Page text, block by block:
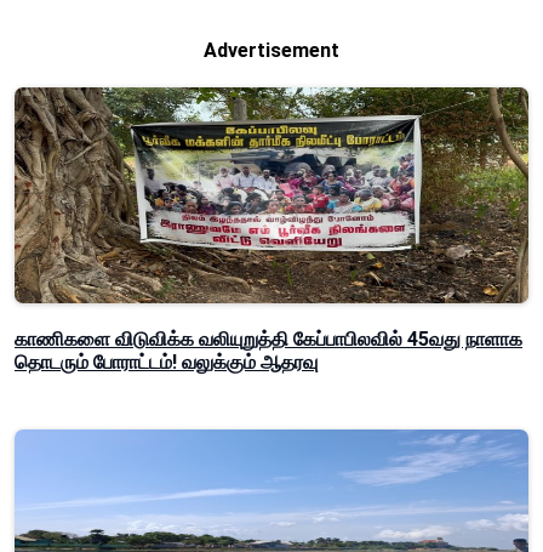
Advertisement
காணிகளை விடுவிக்க வலியுறுத்தி கேப்பாபிலவில் 45வது நாளாக
தொடரும் போராட்டம்! வலுக்கும் ஆதரவு